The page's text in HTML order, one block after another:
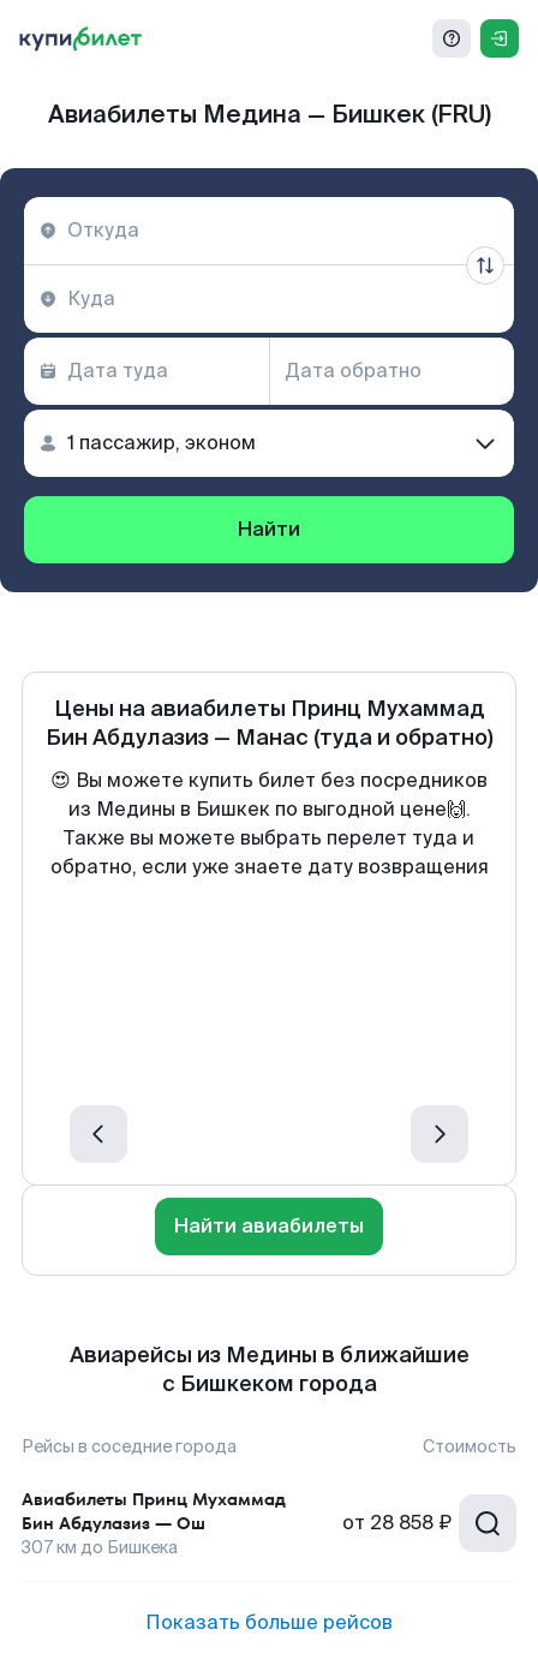
Авиабилеты Медина — Бишкек (FRU)
Найти
Цены на авиабилеты Принц Мухаммад
Бин Абдулазиз— Манас (туда и обратно)
😍 Вы можете купить билет без посредников
из Медины в Бишкек по выгодной цене🙌.
Также вы можете выбрать перелет туда и
обратно, если уже знаете дату возвращения
Найти авиабилеты
Авиарейсы из Медины в ближайшие
с Бишкеком города
Рейсы в соседние города Стоимость
Авиабилеты Принц Мухаммад
Бин Абдулазиз — Ош
307км до Бишкека
от 28 858 ₽
Показать больше рейсов